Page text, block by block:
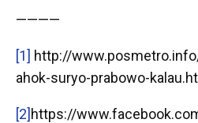
————
[1] http://
ahok-suryo-prabowo-
[2]https://